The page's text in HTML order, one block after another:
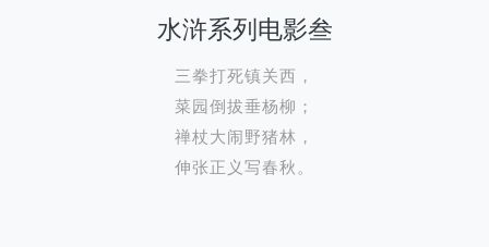
水浒系列电影叁
三拳打死镇关西，
菜园倒拔垂杨柳；
禅杖大闹野猪林，
伸张正义写春秋。